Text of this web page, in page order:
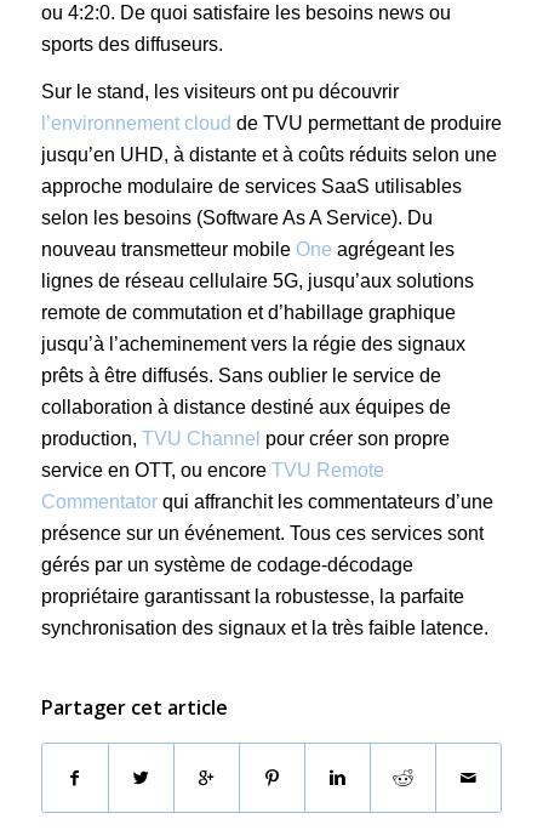
ou 4:2:0. De quoi satisfaire les besoins news ou
sports des diffuseurs.
Sur le stand, les visiteurs ont pu découvrir
l’environnement cloud de TVU permettant de produire
jusqu’en UHD, à distante et à coûts réduits selon une
approche modulaire de services SaaS utilisables
selon les besoins (Software As A Service). Du
nouveau transmetteur mobile One agrégeant les
lignes de réseau cellulaire 5G, jusqu’aux solutions
remote de commutation et d’habillage graphique
jusqu’à l’acheminement vers la régie des signaux
prêts à être diffusés. Sans oublier le service de
collaboration à distance destiné aux équipes de
production, TVU Channel pour créer son propre
service en OTT, ou encore TVU Remote
Commentatorqui affranchit les commentateurs d’une
présence sur un événement. Tous ces services sont
gérés par un système de codage-décodage
propriétaire garantissant la robustesse, la parfaite
synchronisation des signaux et la très faible latence.
Partager cet article